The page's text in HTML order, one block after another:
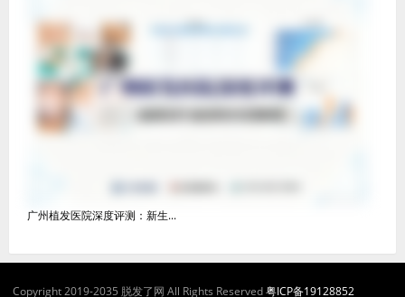
广州植发医院深度评测：新生...
Copyright 2019-2035 脱发了网 All Rights Reserved粤ICP备19128852